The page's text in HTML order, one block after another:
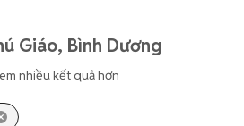
Giáo, Bình Dương
nhiều kết quả hơn